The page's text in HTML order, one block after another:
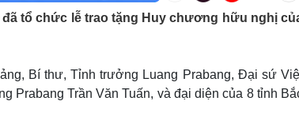
bóng đá
Xe máy
Vì
Giải trí
Du
đã tổ chức lễ trao tặng Huy chương hữu nghị
Bí thư, Tỉnh trưởng Luang Prabang, Đại sứ
Prabang Trần Văn Tuấn, và đại diện của 8 tỉnh